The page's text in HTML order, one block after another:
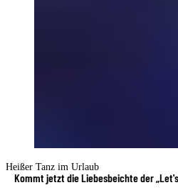
Heißer Tanz im Urlaub
Kommt jetzt die Liebesbeichte der